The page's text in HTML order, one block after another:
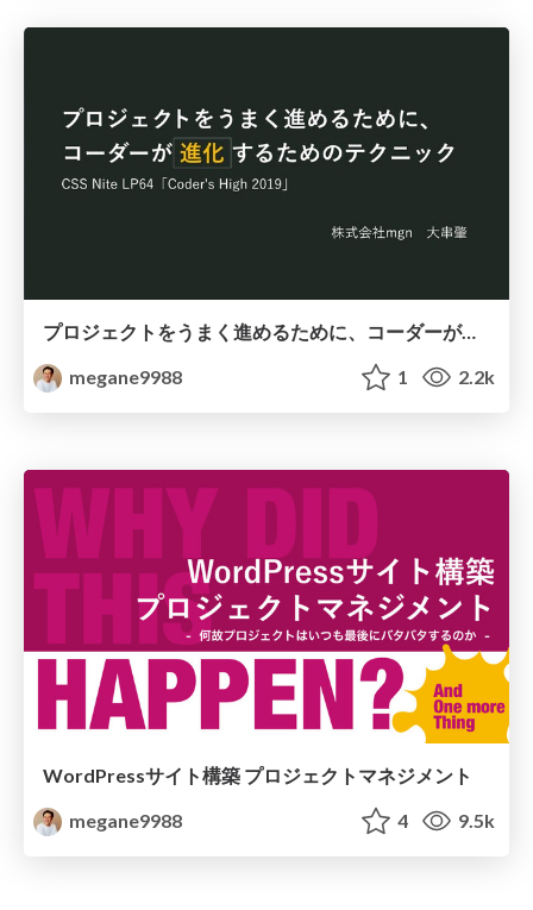
プロジェクトをうまく進めるために、コーダーが進化するためのテクニック
megane9988
1 2.2k
WordPressサイト構築 プロジェクトマネジメント
megane9988
4 9.5k